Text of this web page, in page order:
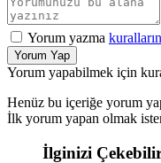
Yorum yazma
Yorum Yap
Yorum yapabilmek için
Henüz bu içeriğe yorum
İlk yorum yapan olmak
İlginizi